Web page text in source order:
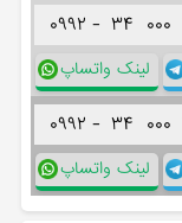
۰۹۹۲ - ۳۴ ۰۰۰
لینک واتساپ
۰۹۹۲ - ۳۴ ۰۰۰
لینک واتساپ